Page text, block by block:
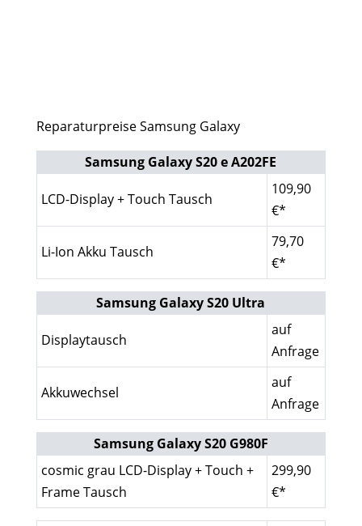
Reparaturpreise Samsung Galaxy
Samsung Galaxy S20 e A202FE
LCD-Display + Touch Tausch
109,90
€*
Li-Ion Akku Tausch
79,70
€*
Samsung Galaxy S20 Ultra
Displaytausch
auf
Anfrage
Akkuwechsel
auf
Anfrage
Samsung Galaxy S20 G980F
cosmic grau LCD-Display + Touch +
Frame Tausch
299,90
€*